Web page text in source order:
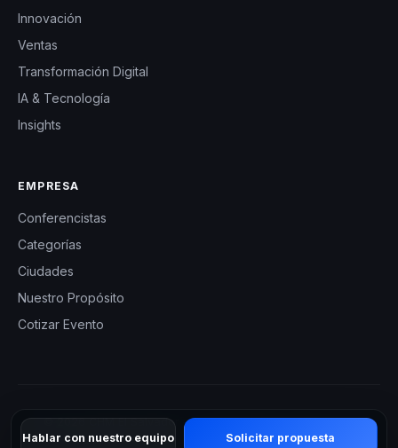
Hablar con nuestro equipo Solicitar propuesta
Innovación
Ventas
Transformación Digital
IA & Tecnología
Insights
EMPRESA
Conferencistas
Categorías
Ciudades
Nuestro Propósito
Cotizar Evento
© 2026 CHM El Salvador — Charlas Motivacionales en El
Salvador. Todos los derechos reservados.